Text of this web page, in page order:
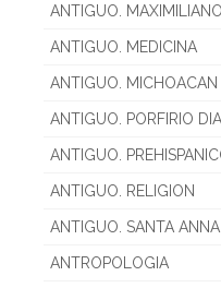
ANTIGUO. MAXIMILIANO
ANTIGUO. MEDICINA
ANTIGUO. MICHOACAN
ANTIGUO. PORFIRIO
ANTIGUO.
ANTIGUO. RELIGION
ANTIGUO. SANTA ANNA
ANTROPOLOGIA